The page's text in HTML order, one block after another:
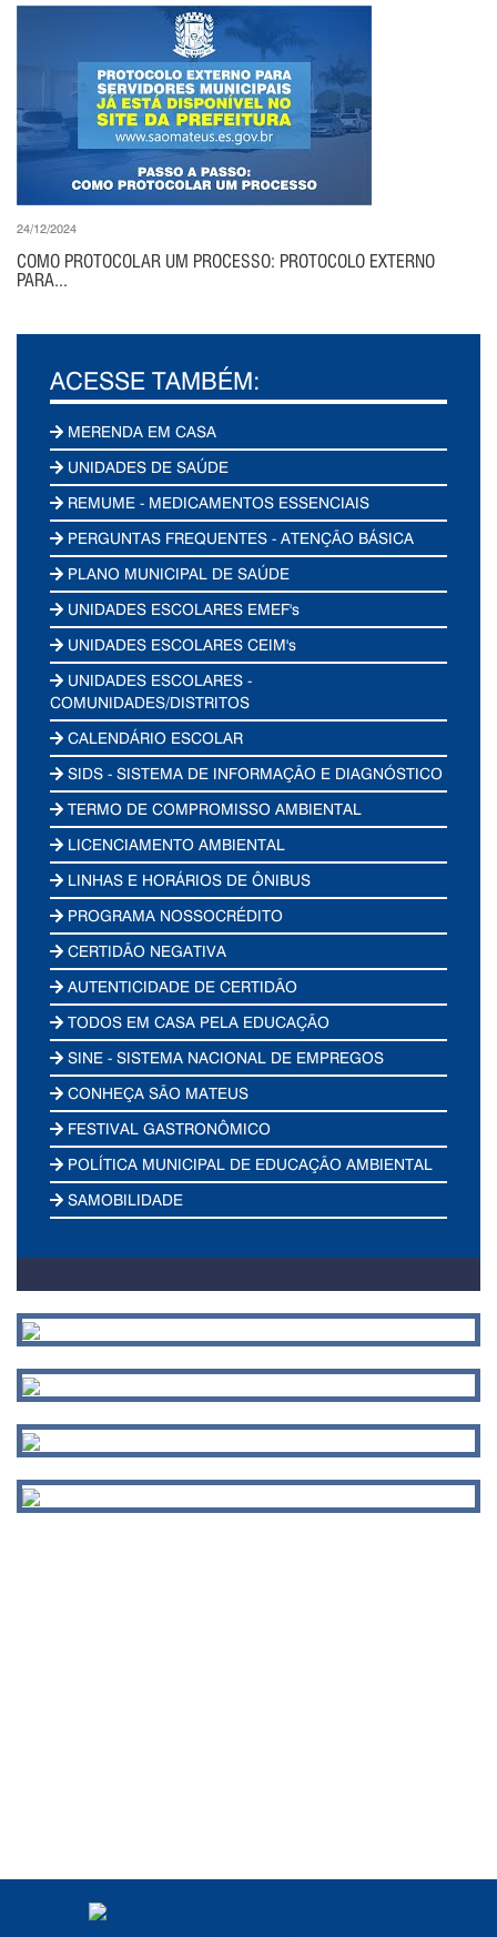
24/12/2024
COMO PROTOCOLAR UM PROCESSO: PROTOCOLO EXTERNO
PARA...
ACESSE TAMBÉM:
MERENDA EM CASA
UNIDADES DE SAÚDE
REMUME - MEDICAMENTOS ESSENCIAIS
PERGUNTAS FREQUENTES - ATENÇÃO BÁSICA
PLANO MUNICIPAL DE SAÚDE
UNIDADES ESCOLARES EMEF's
UNIDADES ESCOLARES CEIM's
UNIDADES ESCOLARES -
COMUNIDADES/DISTRITOS
CALENDÁRIO ESCOLAR
SIDS - SISTEMA DE INFORMAÇÃO E DIAGNÓSTICO
TERMO DE COMPROMISSO AMBIENTAL
LICENCIAMENTO AMBIENTAL
LINHAS E HORÁRIOS DE ÔNIBUS
PROGRAMA NOSSOCRÉDITO
CERTIDÃO NEGATIVA
AUTENTICIDADE DE CERTIDÃO
TODOS EM CASA PELA EDUCAÇÃO
SINE - SISTEMA NACIONAL DE EMPREGOS
CONHEÇA SÃO MATEUS
FESTIVAL GASTRONÔMICO
POLÍTICA MUNICIPAL DE EDUCAÇÃO AMBIENTAL
SAMOBILIDADE